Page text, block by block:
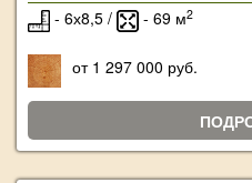
- 6х8,5 /
- 69 м2
от 1 297 000 руб.